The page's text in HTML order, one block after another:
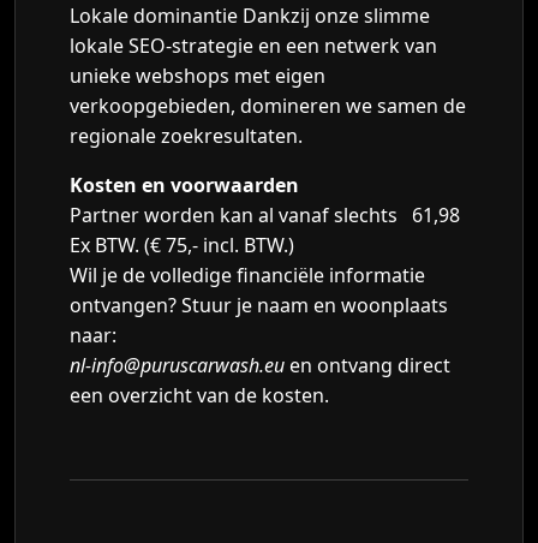
Lokale dominantie Dankzij onze slimme
lokale SEO-strategie en een netwerk van
unieke webshops met eigen
verkoopgebieden, domineren we samen de
regionale zoekresultaten.
Kosten en voorwaarden
Partner worden kan al vanaf slechts 61,98
Ex BTW. (€ 75,- incl. BTW.)
Wil je de volledige financiële informatie
ontvangen? Stuur je naam en woonplaats
naar:
nl-info@puruscarwash.euen ontvang direct
een overzicht van de kosten.